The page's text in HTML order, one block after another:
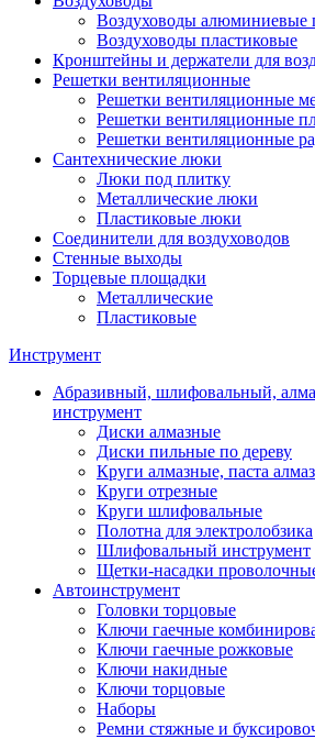
Воздуховоды алюминиевые
Воздуховоды пластиковые
Кронштейны и держатели для
Решетки вентиляционные
Решетки вентиляционные
Решетки вентиляционные
Решетки вентиляционные
Сантехнические люки
Люки под плитку
Металлические люки
Пластиковые люки
Соединители для воздуховодов
Стенные выходы
Торцевые площадки
Металлические
Пластиковые
Инструмент
Абразивный, шлифовальный,
инструмент
Диски алмазные
Диски пильные по дереву
Круги алмазные, паста
Круги отрезные
Круги шлифовальные
Полотна для электролобзика
Шлифовальный инструмент
Щетки-насадки
Автоинструмент
Головки торцовые
Ключи гаечные
Ключи гаечные рожковые
Ключи накидные
Ключи торцовые
Наборы
Ремни стяжные и